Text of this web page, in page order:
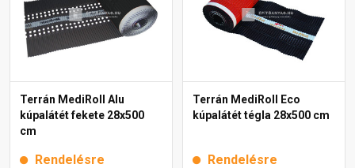
Terrán MediRoll Alu
kúpalátét fekete 28x500
cm
Rendelésre
Terrán MediRoll Eco
kúpalátét tégla 28x500 cm
Rendelésre